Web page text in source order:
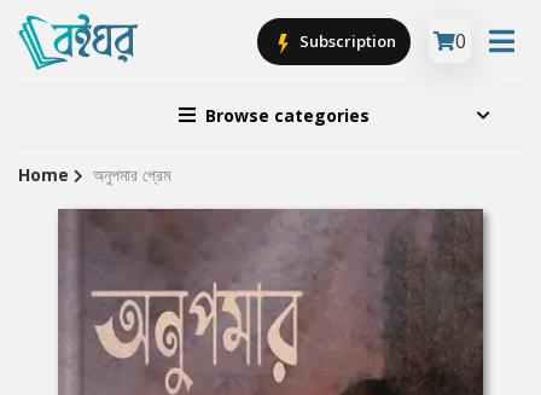
Browse categories
Subscription 0
Site
Breadcrumb
Home অনুপমার প্রেম